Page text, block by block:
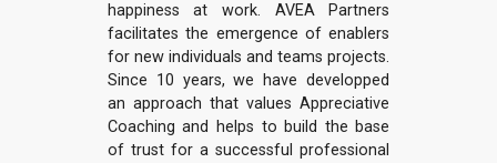
happiness at work. AVEA Partners
facilitates the emergence of enablers
for new individuals and teams projects.
Since 10 years, we have developped
an approach that values Appreciative
Coaching and helps to build the base
of trust for a successful professional